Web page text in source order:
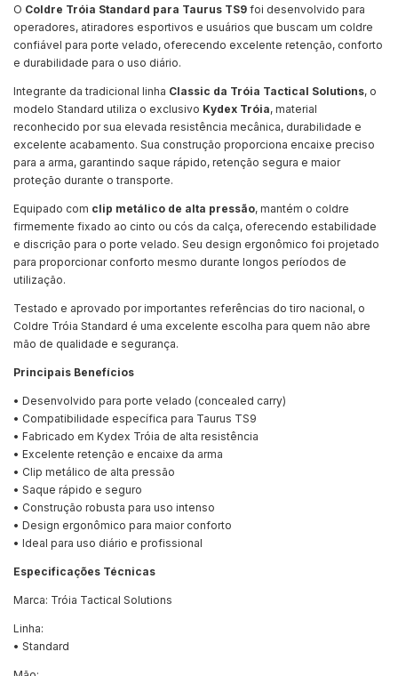
O Coldre Tróia Standard para Taurus TS9 foi desenvolvido para
operadores, atiradores esportivos e usuários que buscam um coldre
confiável para porte velado, oferecendo excelente retenção, conforto
e durabilidade para o uso diário.
Integrante da tradicional linha Classic da Tróia Tactical Solutions, o
modelo Standard utiliza o exclusivo Kydex Tróia, material
reconhecido por sua elevada resistência mecânica, durabilidade e
excelente acabamento. Sua construção proporciona encaixe preciso
para a arma, garantindo saque rápido, retenção segura e maior
proteção durante o transporte.
Equipado com clip metálico de alta pressão, mantém o coldre
firmemente fixado ao cinto ou cós da calça, oferecendo estabilidade
e discrição para o porte velado. Seu design ergonômico foi projetado
para proporcionar conforto mesmo durante longos períodos de
utilização.
Testado e aprovado por importantes referências do tiro nacional, o
Coldre Tróia Standard é uma excelente escolha para quem não abre
mão de qualidade e segurança.
Principais Benefícios
• Desenvolvido para porte velado (concealed carry)
• Compatibilidade específica para Taurus TS9
• Fabricado em Kydex Tróia de alta resistência
• Excelente retenção e encaixe da arma
• Clip metálico de alta pressão
• Saque rápido e seguro
• Construção robusta para uso intenso
• Design ergonômico para maior conforto
• Ideal para uso diário e profissional
Especificações Técnicas
Marca: Tróia Tactical Solutions
Linha:
• Standard